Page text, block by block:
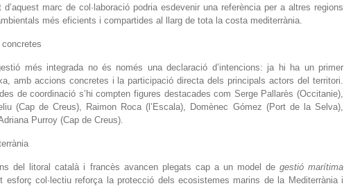
marc de col·laboració podria esdevenir una referència per a altres regions
més eficients i compartides al llarg de tota la costa mediterrània.
més integrada no és només una declaració d’intencions: ja hi ha un primer
amb accions concretes i la participació directa dels principals actors del territori.
de coordinació s’hi compten figures destacades com Serge Pallarès (Occitanie),
(Cap de Creus), Raimon Roca (l’Escala), Domènec Gómez (Port de la Selva),
Purroy (Cap de Creus).
del litoral català i francès avancen plegats cap a un model de gestió marítima
esforç col·lectiu reforça la protecció dels ecosistemes marins de la Mediterrània i